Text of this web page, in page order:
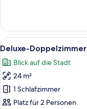
Doppelzimmer
Alle
Fotos
für
Deluxe-
Doppelzimmer
anzeigen
10
Deluxe-Doppelzimmer
Blick auf die Stadt
24 m²
1 Schlafzimmer
Platz für 2 Personen